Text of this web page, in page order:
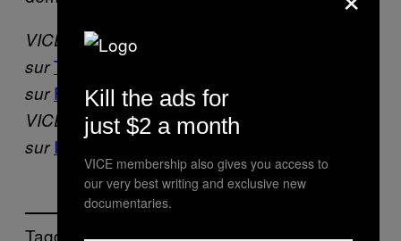
VICE France est aussi
surTwitter
sur Flipboard.
VICE Belgique est
sur Instagram
Tagged:
Kill the ads for
just $2 a month
VICE membership also gives you access to
our very best writing and exclusive new
documentaries.